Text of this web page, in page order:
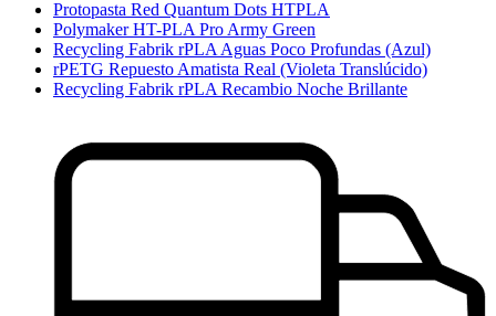
Protopasta Red Quantum Dots HTPLA
Polymaker HT-PLA Pro Army Green
Recycling Fabrik rPLA Aguas Poco Profundas (Azul)
rPETG Repuesto Amatista Real (Violeta Translúcido)
Recycling Fabrik rPLA Recambio Noche Brillante